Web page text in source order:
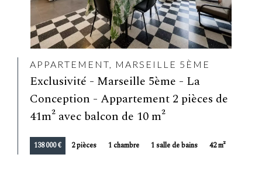
APPARTEMENT, MARSEILLE 5ÈME
Exclusivité - Marseille 5ème - La
Conception - Appartement 2 pièces de
41m² avec balcon de 10 m²
138 000 € 2 pièces 1 chambre 1 salle de bains 42 m²